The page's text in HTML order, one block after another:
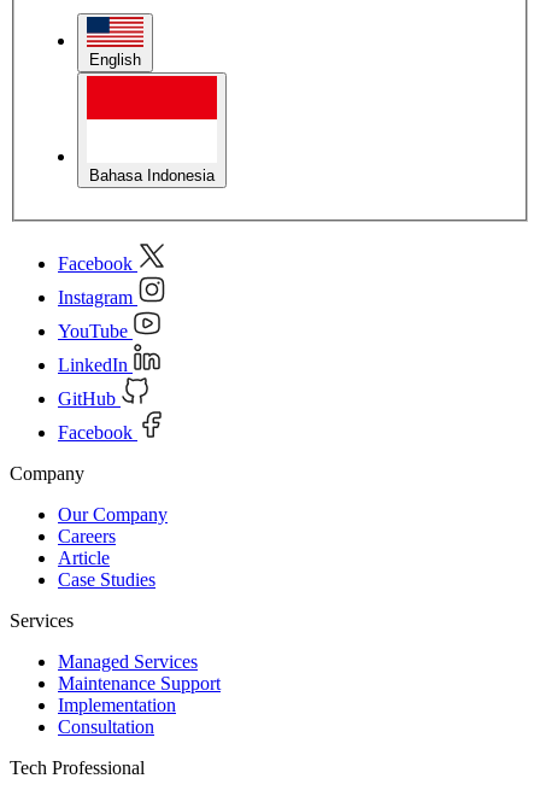
English
Bahasa Indonesia
Facebook
Instagram
YouTube
LinkedIn
GitHub
Facebook
Company
Our Company
Careers
Article
Case Studies
Services
Managed Services
Maintenance Support
Implementation
Consultation
Tech Professional